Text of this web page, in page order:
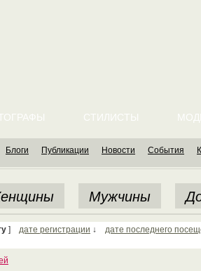
СТИЛИСТЫ
Блоги Публикации Новости События
Мужчины
] дате регистрации ↓ дате последнего